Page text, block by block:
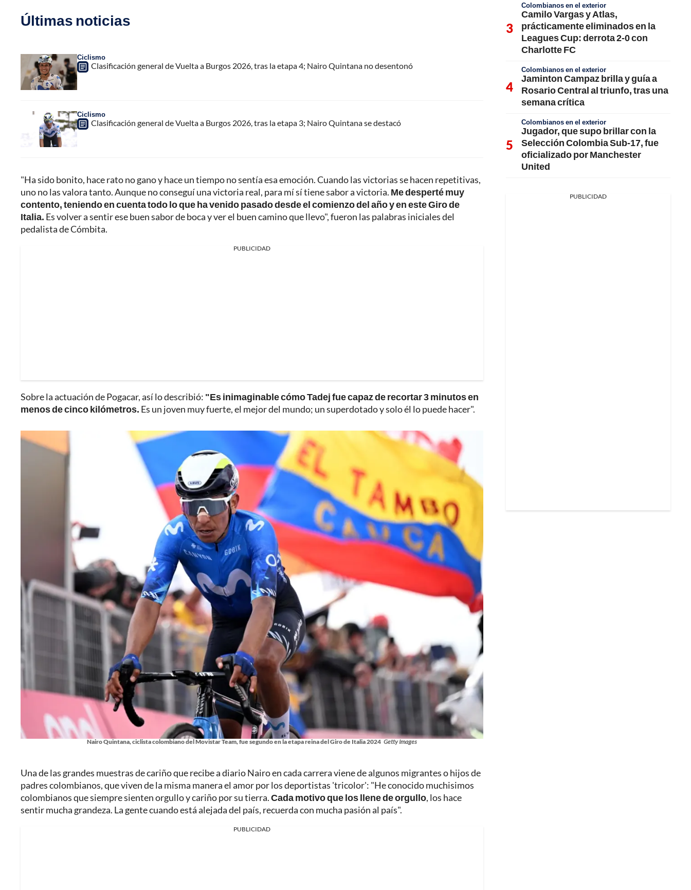
Últimas noticias
Ciclismo
Clasificación general de Vuelta a Burgos 2026, tras la etapa 4; Nairo Quintana no desentonó
Ciclismo
Clasificación general de Vuelta a Burgos 2026, tras la etapa 3; Nairo Quintana se destacó
"Ha sido bonito, hace rato no gano y hace un tiempo no sentía esa emoción. Cuando las victorias se hacen repetitivas,
uno no las valora tanto. Aunque no conseguí una victoria real, para mí sí tiene sabor a victoria. Me desperté muy
contento, teniendo en cuenta todo lo que ha venido pasado desde el comienzo del año y en este Giro de
Italia. Es volver a sentir ese buen sabor de boca y ver el buen camino que llevo", fueron las palabras iniciales del
pedalista de Cómbita.
PUBLICIDAD
Sobre la actuación de Pogacar, así lo describió: "Es inimaginable cómo Tadej fue capaz de recortar 3 minutos en
menos de cinco kilómetros. Es un joven muy fuerte, el mejor del mundo; un superdotado y solo él lo puede hacer".
Nairo Quintana, ciclista colombiano del Movistar Team, fue segundo en la etapa reina del Giro de Italia 2024 Getty Images
Una de las grandes muestras de cariño que recibe a diario Nairo en cada carrera viene de algunos migrantes o hijos de
padres colombianos, que viven de la misma manera el amor por los deportistas 'tricolor': "He conocido muchisimos
colombianos que siempre sienten orgullo y cariño por su tierra.Cada motivo que los llene de orgullo, los hace
sentir mucha grandeza. La gente cuando está alejada del país, recuerda con mucha pasión al país".
PUBLICIDAD
Colombianos en el exterior
Camilo Vargas y Atlas,
prácticamente eliminados en la
Leagues Cup: derrota 2-0 con
Charlotte FC
Colombianos en el exterior
Jaminton Campaz brilla y guía a
Rosario Central al triunfo, tras una
semana crítica
Colombianos en el exterior
Jugador, que supo brillar con la
Selección Colombia Sub-17, fue
oficializado por Manchester
United
PUBLICIDAD